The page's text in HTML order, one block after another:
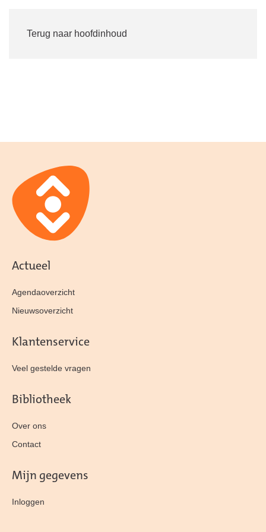
Terug naar hoofdinhoud
Actueel
Agendaoverzicht
Nieuwsoverzicht
Klantenservice
Veel gestelde vragen
Bibliotheek
Over ons
Contact
Mijn gegevens
Inloggen